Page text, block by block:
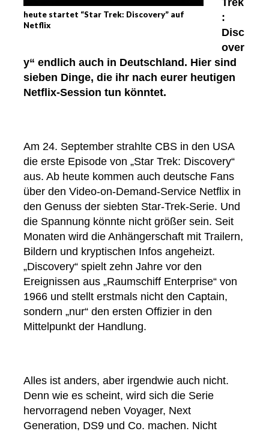
heute startet “Star Trek: Discovery” auf
Netflix
Trek
:
Disc
over
y“ endlich auch in Deutschland. Hier sind
sieben Dinge, die ihr nach eurer heutigen
Netflix-Session tun könntet.
Am 24. September strahlte CBS in den USA
die erste Episode von „Star Trek: Discovery“
aus. Ab heute kommen auch deutsche Fans
über den Video-on-Demand-Service Netflix in
den Genuss der siebten Star-Trek-Serie. Und
die Spannung könnte nicht größer sein. Seit
Monaten wird die Anhängerschaft mit Trailern,
Bildern und kryptischen Infos angeheizt.
„Discovery“ spielt zehn Jahre vor den
Ereignissen aus „Raumschiff Enterprise“ von
1966 und stellt erstmals nicht den Captain,
sondern „nur“ den ersten Offizier in den
Mittelpunkt der Handlung.
Alles ist anders, aber irgendwie auch nicht.
Denn wie es scheint, wird sich die Serie
hervorragend neben Voyager, Next
Generation, DS9 und Co. machen. Nicht